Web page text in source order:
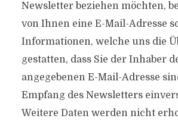
Newsletter beziehen möchten,
von Ihnen eine E-Mail-Adresse
Informationen, welche uns die
gestatten, dass Sie der Inhaber
angegebenen E-Mail-Adresse
Empfang des Newsletters
Weitere Daten werden nicht